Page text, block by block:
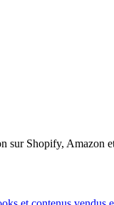
sur Shopify, Amazon